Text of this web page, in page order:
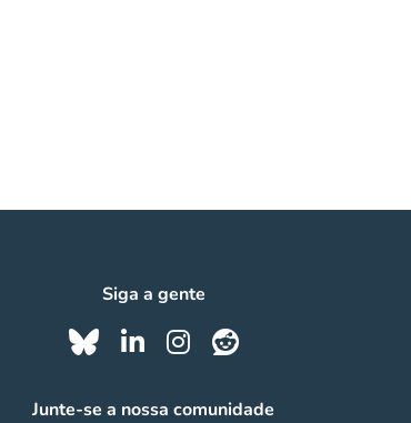
Siga a gente
Junte-se a nossa comunidade